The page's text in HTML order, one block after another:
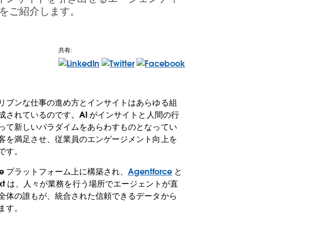
ご紹介します。
共有:
ンな仕事の進め方とインサイトはあらゆる組
されているのです。AI がインサイトと人間の行
て新しいパラダイムをあらわすものとなってい
を満足させ、従業員のエンゲージメント向上を
。
ラットフォーム上に構築され、 Agentforce と
、人々が業務を行う場所でエージェントが直
の誰もが、統合された信頼できるデータから
。